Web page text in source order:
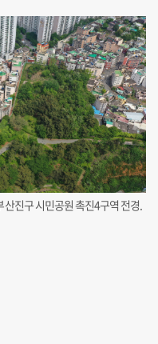
진구 시민공원 촉진4구역 전경.